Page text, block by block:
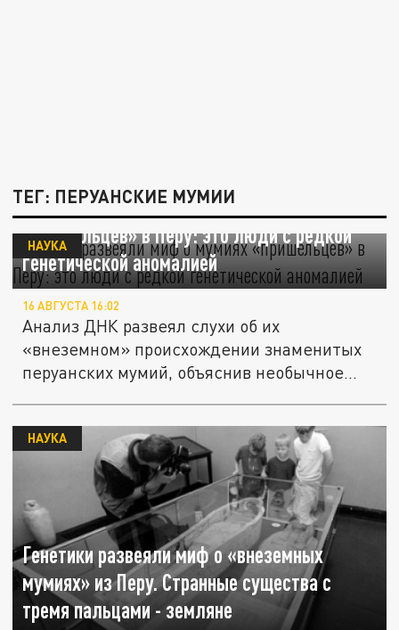
ТЕГ: ПЕРУАНСКИЕ МУМИИ
Ученые развеяли миф о мумиях
«пришельцев» в Перу: это люди с редкой
генетической аномалией
НАУКА
16 АВГУСТА 16:02
Анализ ДНК развеял слухи об их
«внеземном» происхождении знаменитых
перуанских мумий, объяснив необычное...
Генетики развеяли миф о «внеземных
мумиях» из Перу. Странные существа с
тремя пальцами - земляне
НАУКА